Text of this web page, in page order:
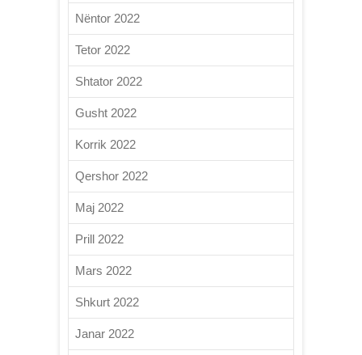
Nëntor 2022
Tetor 2022
Shtator 2022
Gusht 2022
Korrik 2022
Qershor 2022
Maj 2022
Prill 2022
Mars 2022
Shkurt 2022
Janar 2022